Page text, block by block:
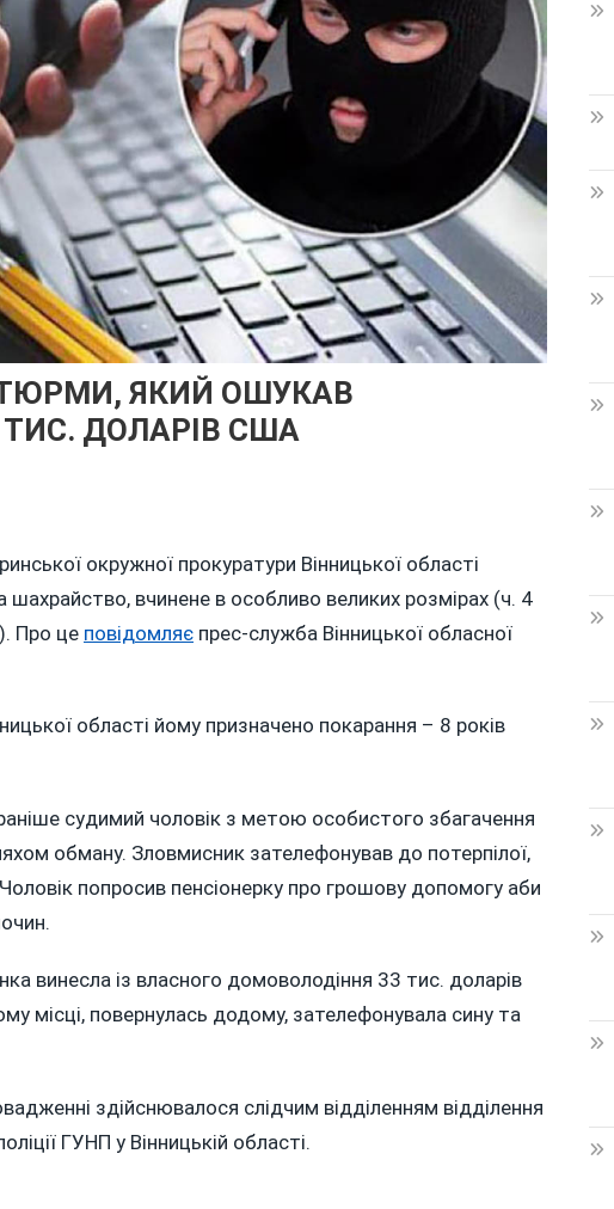
ЯКИЙ ОШУКАВ
ДОЛАРІВ США
окружної прокуратури Вінницької області
вчинене в особливо великих розмірах (ч. 4
Про це повідомляє прес-служба Вінницької обласної
області йому призначено покарання – 8 років
судимий чоловік з метою особистого збагачення
обману. Зловмисник зателефонував до потерпілої,
попросив пенсіонерку про грошову допомогу аби
винесла із власного домоволодіння 33 тис. доларів
місці, повернулась додому, зателефонувала сину та
здійснювалося слідчим відділенням відділення
ГУНП у Вінницькій області.